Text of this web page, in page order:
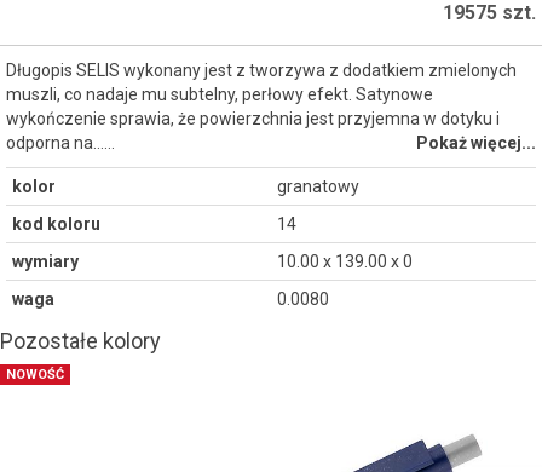
19575 szt.
Długopis SELIS wykonany jest z tworzywa z dodatkiem zmielonych
muszli, co nadaje mu subtelny, perłowy efekt. Satynowe
wykończenie sprawia, że powierzchnia jest przyjemna w dotyku i
odporna na...…
Pokaż więcej...
kolor
granatowy
kod koloru
14
wymiary
10.00 x 139.00 x 0
waga
0.0080
Pozostałe kolory
NOWOŚĆ